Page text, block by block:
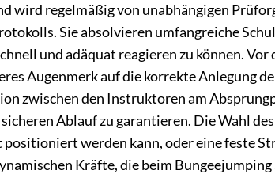
wird regelmäßig von unabhängigen
Sie absolvieren umfangreiche
und adäquat reagieren zu können. Vor
Augenmerk auf die korrekte Anlegung
zwischen den Instruktoren am
Ablauf zu garantieren. Die Wahl
werden kann, oder eine feste
Kräfte, die beim